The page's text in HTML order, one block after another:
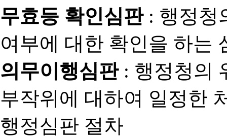
무효등 확인심판: 행정청
여부에 대한 확인을 하는
의무이행심판: 행정청의
부작위에 대하여 일정한
행정심판 절차